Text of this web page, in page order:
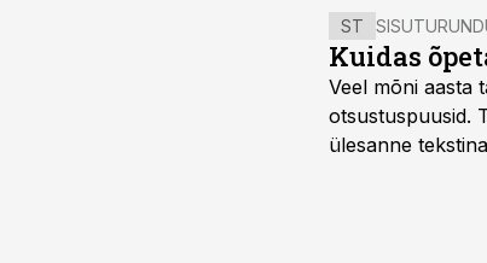
ST
Kuidas
Veel mõni aasta
otsustuspuusid.
ülesanne